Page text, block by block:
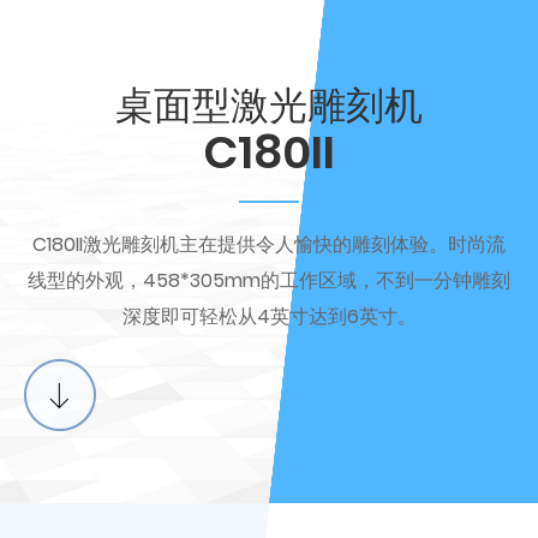
桌面型激光雕刻机
C180II
C180II激光雕刻机主在提供令人愉快的雕刻体验。时尚流
线型的外观，458*305mm的工作区域，不到一分钟雕刻
深度即可轻松从4英寸达到6英寸。